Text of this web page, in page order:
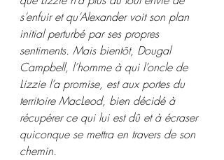
s’enfuir et qu’Alexander voit son plan
initial perturbé par ses propres
sentiments. Mais bientôt, Dougal
Campbell, l’homme à qui l’oncle de
Lizzie l’a promise, est aux portes du
territoire MacLeod, bien décidé à
récupérer ce qui lui est dû et à écraser
quiconque se mettra en travers de son
chemin.